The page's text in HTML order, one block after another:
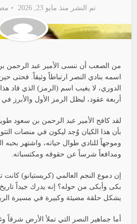
تم النشر منذ مايو 23, 2026
من الصعب أن ننسى الأمير عبد الرحمن
اسمه بنادي النصر ارتباطاً وثيقاً. فحتى
الدوري، لا يغيب اسم (الرمز) الذي قاد
أربعة عقود، ليظل الرمز الأول والأبرز في
لقد كافح الأمير عبد الرحمن بن سعود
بأن هذا الكيان وُجد ليكون في منصات
وموجهاً للنادي طوال حياته، واشتهر بحبه
ومدافعاً شرساً عن حقوقه ومكتسباته.
إن دموع النجم العالمي (كريستيانو) كانت
بكى وأبكى من حوله؟ إنه يدرك جيداً تاريخ
يشكل حلقة مضيئة وكبيرة في مسيرة
أما جماهير النصر التي تملأ الأرض شرقاً